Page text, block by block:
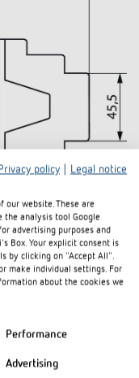
Privacy policy
Legal notice
our website. These are
the analysis tool Google
advertising purposes and
Box. Your explicit consent is
by clicking on "Accept All".
make individual settings. For
about the cookies we
Performance
Advertising